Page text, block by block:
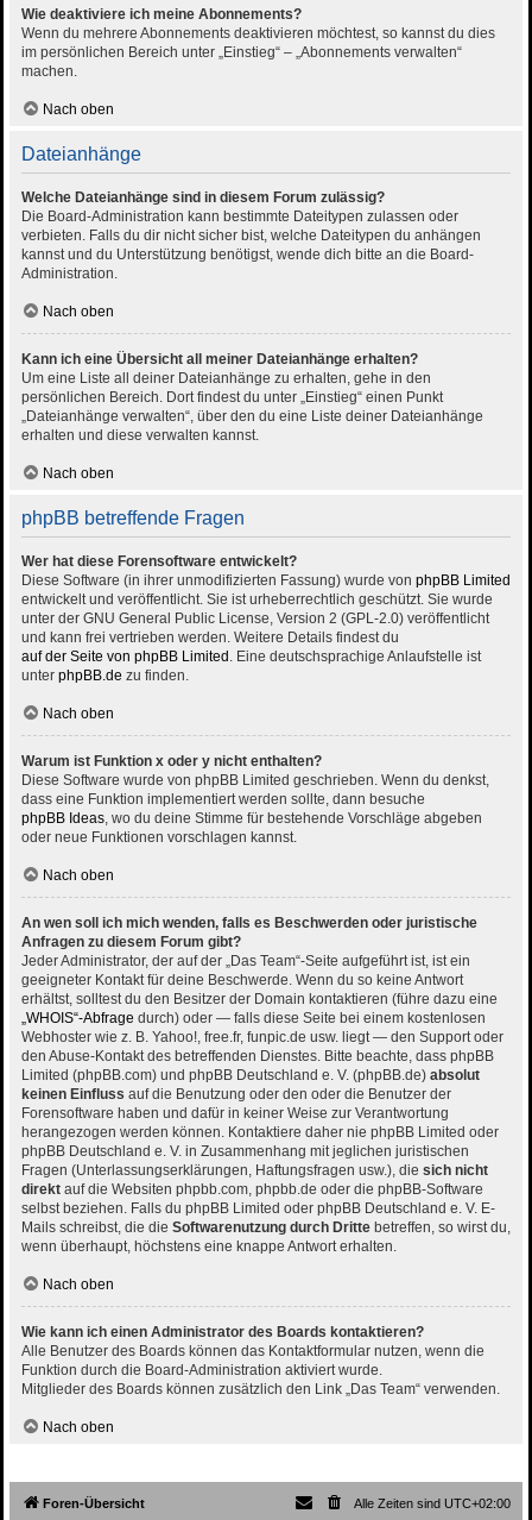
Wie deaktiviere ich meine Abonnements?
Wenn du mehrere Abonnements deaktivieren möchtest, so kannst du dies
im persönlichen Bereich unter „Einstieg“ – „Abonnements verwalten“
machen.
Nach oben
Dateianhänge
Welche Dateianhänge sind in diesem Forum zulässig?
Die Board-Administration kann bestimmte Dateitypen zulassen oder
verbieten. Falls du dir nicht sicher bist, welche Dateitypen du anhängen
kannst und du Unterstützung benötigst, wende dich bitte an die Board-
Administration.
Nach oben
Kann ich eine Übersicht all meiner Dateianhänge erhalten?
Um eine Liste all deiner Dateianhänge zu erhalten, gehe in den
persönlichen Bereich. Dort findest du unter „Einstieg“ einen Punkt
„Dateianhänge verwalten“, über den du eine Liste deiner Dateianhänge
erhalten und diese verwalten kannst.
Nach oben
phpBB betreffende Fragen
Wer hat diese Forensoftware entwickelt?
Diese Software (in ihrer unmodifizierten Fassung) wurde von phpBB Limited
entwickelt und veröffentlicht. Sie ist urheberrechtlich geschützt. Sie wurde
unter der GNU General Public License, Version 2 (GPL-2.0) veröffentlicht
und kann frei vertrieben werden. Weitere Details findest du
auf der Seite von phpBB Limited . Eine deutschsprachige Anlaufstelle ist
unter phpBB.de zu finden.
Nach oben
Warum ist Funktion x oder y nicht enthalten?
Diese Software wurde von phpBB Limited geschrieben. Wenn du denkst,
dass eine Funktion implementiert werden sollte, dann besuche
phpBB Ideas, wo du deine Stimme für bestehende Vorschläge abgeben
oder neue Funktionen vorschlagen kannst.
Nach oben
An wen soll ich mich wenden, falls es Beschwerden oder juristische
Anfragen zu diesem Forum gibt?
Jeder Administrator, der auf der „Das Team“-Seite aufgeführt ist, ist ein
geeigneter Kontakt für deine Beschwerde. Wenn du so keine Antwort
erhältst, solltest du den Besitzer der Domain kontaktieren (führe dazu eine
„WHOIS“-Abfrage durch) oder — falls diese Seite bei einem kostenlosen
Webhoster wie z. B. Yahoo!, free.fr, funpic.de usw. liegt — den Support oder
den Abuse-Kontakt des betreffenden Dienstes. Bitte beachte, dass phpBB
Limited (phpBB.com) und phpBB Deutschland e. V. (phpBB.de) absolut
keinen Einfluss auf die Benutzung oder den oder die Benutzer der
Forensoftware haben und dafür in keiner Weise zur Verantwortung
herangezogen werden können. Kontaktiere daher nie phpBB Limited oder
phpBB Deutschland e. V. in Zusammenhang mit jeglichen juristischen
Fragen (Unterlassungserklärungen, Haftungsfragen usw.), die sich nicht
direkt auf die Websiten phpbb.com, phpbb.de oder die phpBB-Software
selbst beziehen. Falls du phpBB Limited oder phpBB Deutschland e. V. E-
Mails schreibst, die die Softwarenutzung durch Dritte betreffen, so wirst du,
wenn überhaupt, höchstens eine knappe Antwort erhalten.
Nach oben
Wie kann ich einen Administrator des Boards kontaktieren?
Alle Benutzer des Boards können das Kontaktformular nutzen, wenn die
Funktion durch die Board-Administration aktiviert wurde.
Mitglieder des Boards können zusätzlich den Link „Das Team“ verwenden.
Nach oben
Foren-Übersicht Alle Zeiten sind UTC+02:00